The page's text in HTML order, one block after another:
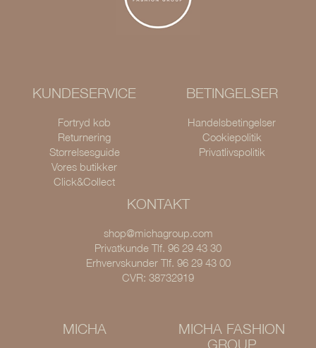
KUNDESERVICE
Fortryd køb
Returnering
Størrelsesguide
Vores butikker
Click&Collect
BETINGELSER
Handelsbetingelser
Cookiepolitik
Privatlivspolitik
KONTAKT
shop@michagroup.com
Privatkunde Tlf. 96 29 43 30
Erhvervskunder Tlf. 96 29 43 00
CVR: 38732919
MICHA
MICHA FASHION
GROUP